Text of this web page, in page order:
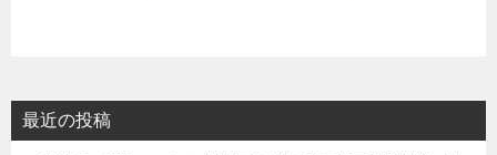
最近の投稿